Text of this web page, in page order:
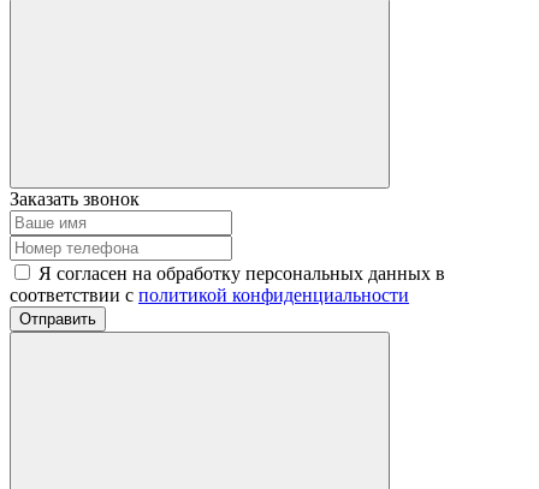
Заказать звонок
Я согласен на обработку персональных данных в
соответствии с политикой конфиденциальности
Отправить